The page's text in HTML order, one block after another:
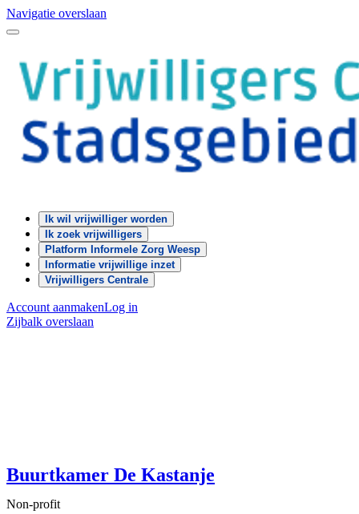
Navigatie overslaan
Ik wil vrijwilliger worden
Ik zoek vrijwilligers
Platform Informele Zorg Weesp
Informatie vrijwillige inzet
Vrijwilligers Centrale
Account aanmakenLog in
Zijbalk overslaan
Buurtkamer De Kastanje
Non-profit